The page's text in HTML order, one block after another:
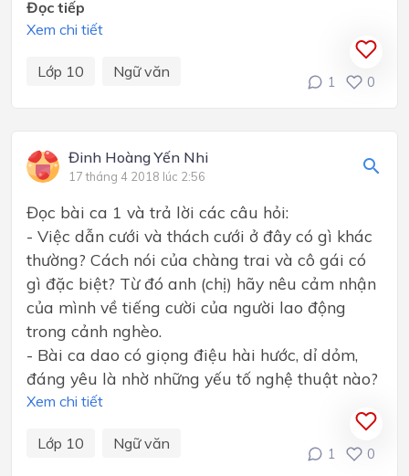
Đọc tiếp
Xem chi tiết
Lớp 10 Ngữ văn
1 0
Đinh Hoàng Yến Nhi
17 tháng 4 2018 lúc 2:56
Đọc bài ca 1 và trả lời các câu hỏi:
- Việc dẫn cưới và thách cưới ở đây có gì khác
thường? Cách nói của chàng trai và cô gái có
gì đặc biệt? Từ đó anh (chị) hãy nêu cảm nhận
của mình về tiếng cười của người lao động
trong cảnh nghèo.
- Bài ca dao có giọng điệu hài hước, dỉ dỏm,
đáng yêu là nhờ những yếu tố nghệ thuật nào?
Xem chi tiết
Lớp 10 Ngữ văn
1 0